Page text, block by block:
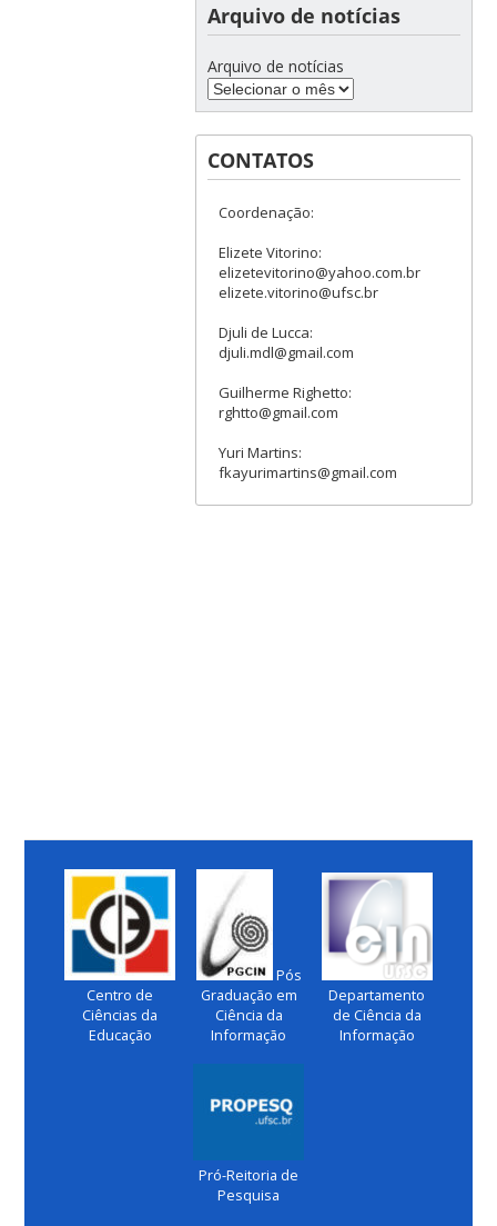
Arquivo de notícias
Arquivo de notícias
CONTATOS
Coordenação:
Elizete Vitorino:
elizetevitorino@yahoo.com.br
elizete.vitorino@ufsc.br
Djuli de Lucca:
djuli.mdl@gmail.com
Guilherme Righetto:
rghtto@gmail.com
Yuri Martins:
fkayurimartins@gmail.com
Centro de
Ciências da
Educação
Pós
Graduação em
Ciência da
Informação
Departamento
de Ciência da
Informação
Pró-Reitoria de
Pesquisa